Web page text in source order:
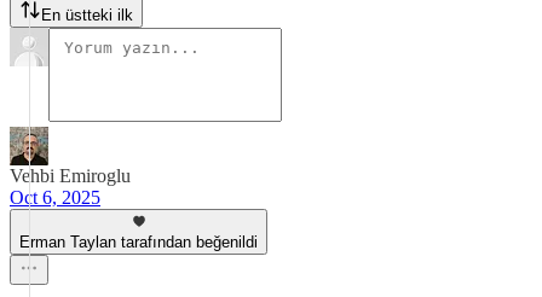
En üstteki ilk
Vehbi Emiroglu
Oct 6, 2025
Erman Taylan tarafından beğenildi